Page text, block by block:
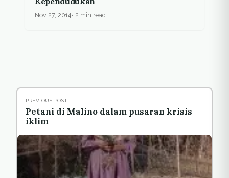
Nov 27, 2014 2 min read
PREVIOUS POST
Petani di Malino dalam pusaran krisis
iklim